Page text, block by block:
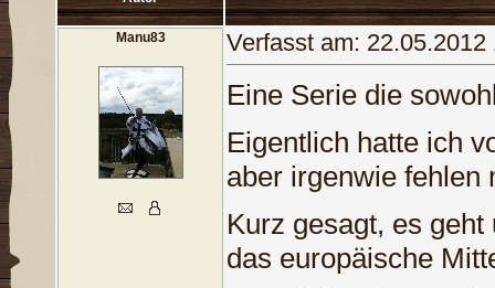
Manu83 Verfasst am: 22.05.2012
Eine Serie die
Eigentlich hatte ich
aber irgenwie fehlen
Kurz gesagt, es
das europäische